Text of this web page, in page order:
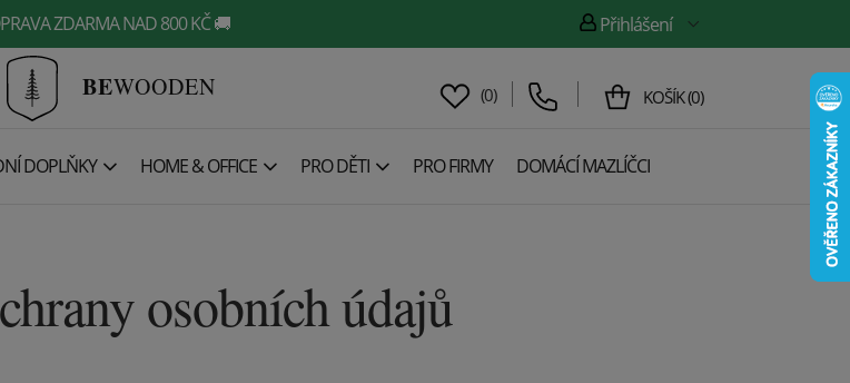
ZDARMA NAD 800 KČ 🚚 Přihlášení
BEWOODEN (0) KOŠÍK(0)
DOPLŇKY HOME & OFFICE PRO DĚTI PRO FIRMY DOMÁCÍ MAZLÍČCI
osobních údajů